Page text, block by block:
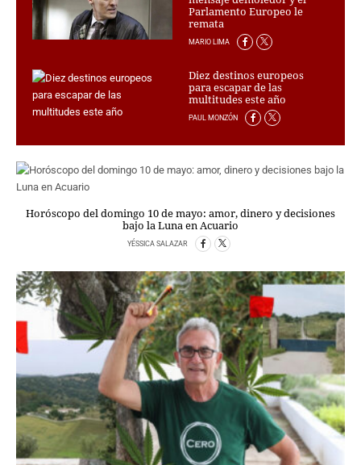
PERSONAJES
ORGANISMOS
OFERTAS
CLUB PD
ENLACES
MEDIOS
MÁS SERVICIOS
AMÉRICA
ESPAÑA
Horóscopo del domingo 10 de mayo: amor, dinero y decisiones
bajo la Luna en Acuario
YÉSSICA SALAZAR
Parlamento Europeo le
remata
MARIO LIMA
Diez destinos europeos
para escapar de las
multitudes este año
PAUL MONZÓN